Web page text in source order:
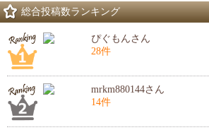
総合投稿数ランキング
ぴぐもんさん
28件
mrkm880144さん
14件